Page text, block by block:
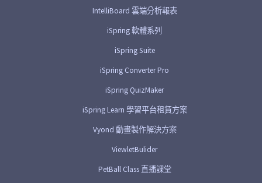
IntelliBoard 雲端分析報表
iSpring 軟體系列
iSpring Suite
iSpring Converter Pro
iSpring QuizMaker
iSpring Learn 學習平台租賃方案
Vyond 動畫製作解決方案
ViewletBulider
PetBall Class 直播課堂